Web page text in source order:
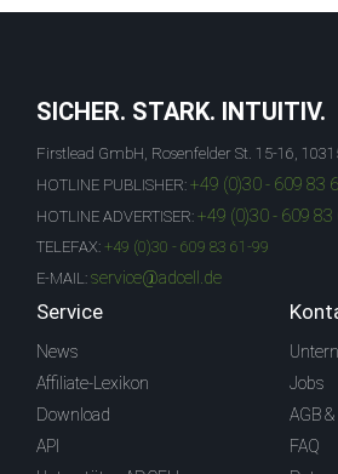
SICHER. STARK. INTUITIV.
Firstlead GmbH, Rosenfelder St. 15-16,
HOTLINE PUBLISHER: +49 (0)30 - 609 83
HOTLINE ADVERTISER: +49 (0)30 - 609 83
TELEFAX: +49 (0)30 - 609 83 61-99
E-MAIL: service@adcell.de
Service
News
Affiliate-Lexikon
Download
API
Jobs
AGB
FAQ